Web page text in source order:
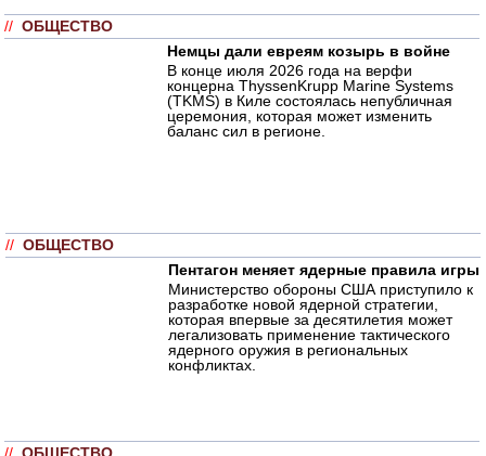
// ОБЩЕСТВО
Немцы дали евреям козырь в войне
В конце июля 2026 года на верфи
концерна ThyssenKrupp Marine Systems
(TKMS) в Киле состоялась непубличная
церемония, которая может изменить
баланс сил в регионе.
// ОБЩЕСТВО
Пентагон меняет ядерные правила игры
Министерство обороны США приступило к
разработке новой ядерной стратегии,
которая впервые за десятилетия может
легализовать применение тактического
ядерного оружия в региональных
конфликтах.